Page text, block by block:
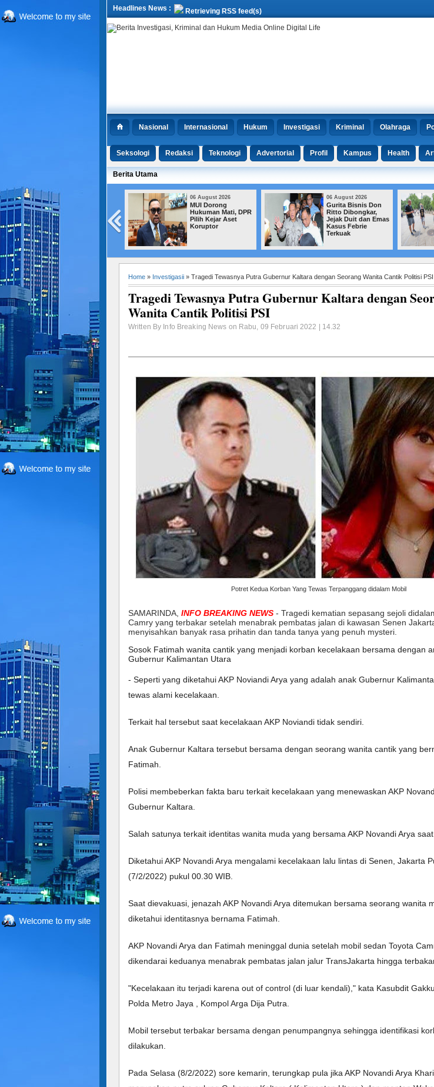
Headlines News : Retrieving RSS feed(s)
Nasional Internasional Hukum Investigasi Kriminal Olahraga
Seksologi Redaksi Teknologi Advertorial Profil Kampus Health
Berita Utama
Kemensos Bekukan
Bantuan bagi
Jutaan KPM yang
Terindikasi Judol
06 August 2026
MUI Dorong
Hukuman Mati, DPR
Pilih Kejar Aset
Koruptor
06 August 2026
Gurita Bisnis Don
Ritto Dibongkar,
Jejak Duit dan Emas
Kasus Febrie
Terkuak
Home » Investigasii » Tragedi Tewasnya Putra Gubernur Kaltara dengan Seorang Wanita Cantik Politisi PSI
Tragedi Tewasnya Putra Gubernur Kaltara dengan
Wanita Cantik Politisi PSI
Written By Info Breaking News on Rabu, 09 Februari 2022 | 14.32
Potret Kedua Korban Yang Tewas Terpanggang didalam Mobil
SAMARINDA, INFO BREAKING NEWS - Tragedi kematian sepasang sejoli
Camry yang terbakar setelah menabrak pembatas jalan di kawasan Senen
menyisahkan banyak rasa prihatin dan tanda tanya yang penuh mysteri.
Sosok Fatimah wanita cantik yang menjadi korban kecelakaan bersama dengan
Gubernur Kalimantan Utara
- Seperti yang diketahui AKP Noviandi Arya yang adalah anak Gubernur
tewas alami kecelakaan.
Terkait hal tersebut saat kecelakaan AKP Noviandi tidak sendiri.
Anak Gubernur Kaltara tersebut bersama dengan seorang wanita cantik yang
Fatimah.
Polisi membeberkan fakta baru terkait kecelakaan yang menewaskan AKP
Gubernur Kaltara.
Salah satunya terkait identitas wanita muda yang bersama AKP Novandi Arya saat
Diketahui AKP Novandi Arya mengalami kecelakaan lalu lintas di Senen, Jakarta
(7/2/2022) pukul 00.30 WIB.
Saat dievakuasi, jenazah AKP Novandi Arya ditemukan bersama seorang wanita
diketahui identitasnya bernama Fatimah.
AKP Novandi Arya dan Fatimah meninggal dunia setelah mobil sedan Toyota
dikendarai keduanya menabrak pembatas jalan jalur TransJakarta hingga
"Kecelakaan itu terjadi karena out of control (di luar kendali)," kata Kasubdit
Polda Metro Jaya , Kompol Arga Dija Putra.
Mobil tersebut terbakar bersama dengan penumpangnya sehingga identifikasi
dilakukan.
Pada Selasa (8/2/2022) sore kemarin, terungkap pula jika AKP Novandi Arya